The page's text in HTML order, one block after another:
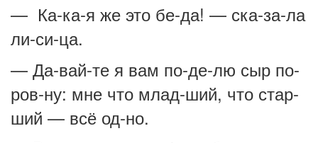
— Ка-ка-я же это бе-да! — ска-за-ла
ли-си-ца.
— Да-вай-те я вам по-де-лю сыр по-
ров-ну: мне что млад-ший, что стар-
ший — всё од-но.